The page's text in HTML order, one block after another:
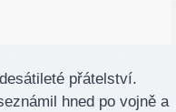
přátelství.
hned po vojně a